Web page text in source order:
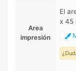
Area
impresión
El
x 45